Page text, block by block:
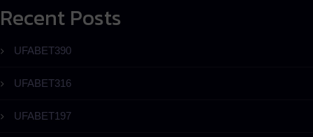
Recent Posts
UFABET390
UFABET316
UFABET197